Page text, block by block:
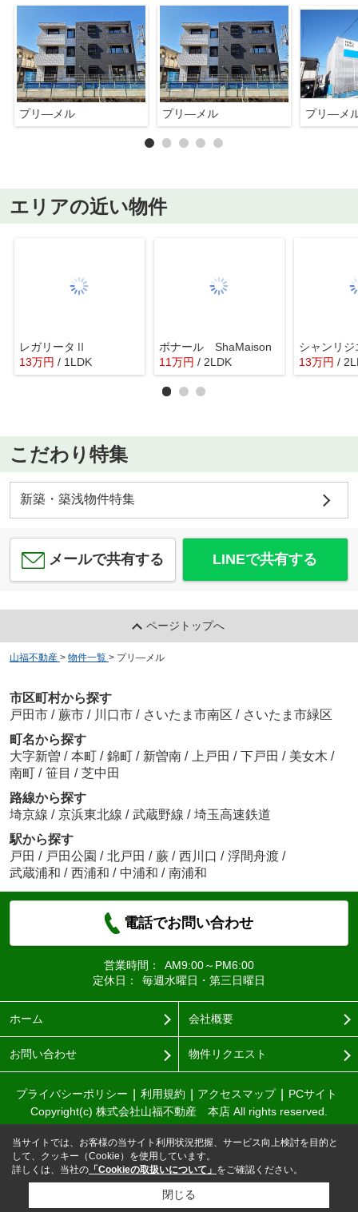
プリ―メル プリ―メル プリ―メ
エリアの近い物件
レガリータⅡ
13万円 / 1LDK
ボナール ShaMaison
11万円 / 2LDK 13万円 /
こだわり特集
新築・築浅物件特集
メールで共有する LINEで共有する
ページトップへ
山福不動産 > 物件一覧 > プリ―メル
市区町村から探す
戸田市 / 蕨市 / 川口市 / さいたま市南区 / さいたま市緑区
町名から探す
大字新曽 / 本町 / 錦町 / 新曽南 / 上戸田 / 下戸田 / 美女木 /
南町 / 笹目 / 芝中田
路線から探す
埼京線 / 京浜東北線 / 武蔵野線 / 埼玉高速鉄道
駅から探す
戸田 / 戸田公園 / 北戸田 / 蕨 / 西川口 / 浮間舟渡 /
武蔵浦和 / 西浦和 / 中浦和 / 南浦和
電話でお問い合わせ
営業時間：
AM9:00～PM6:00
定休日：
毎週水曜日・第三日曜日
ホーム 会社概要
お問い合わせ 物件リクエスト
プライバシーポリシー 利用規約 アクセスマップ
PCサイト
Copyright(c) 株式会社山福不動産 本店 All rights reserved.
当サイトでは、お客様の当サイト利用状況把握、サービス向上検討を目的と
して、クッキー（Cookie）を使用しています。
詳しくは、当社の 「Cookieの取扱いについて」 をご確認ください。
閉じる